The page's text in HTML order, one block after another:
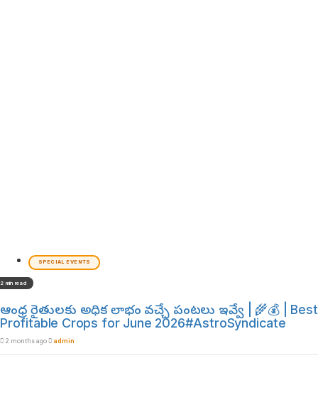
SPECIAL EVENTS
2 min read
ఆంధ్ర రైతులకు అధిక లాభం వచ్చే పంటలు ఇవ్వే | 🌾💰 | Best
Profitable Crops for June 2026#AstroSyndicate
2 months ago admin